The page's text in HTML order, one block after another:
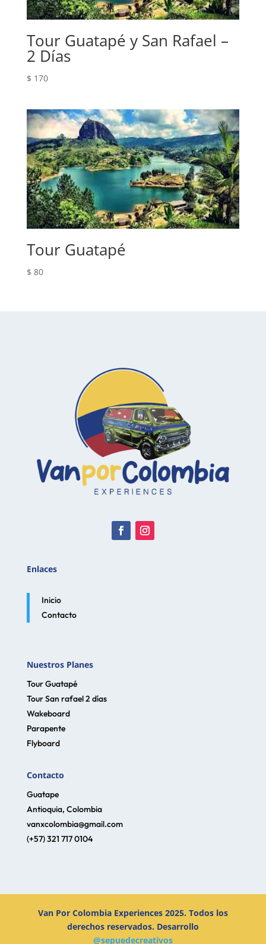
Tour Guatapé y San Rafael –
2 Días
$ 170
Tour Guatapé
$ 80
Enlaces
Inicio
Contacto
Nuestros Planes
Tour Guatapé
Tour San rafael 2 días
Wakeboard
Parapente
Flyboard
Contacto
Guatape
Antioquia, Colombia
vanxcolombia@gmail.com
(+57) 321 717 0104
Van Por Colombia Experiences 2025. Todos los
derechos reservados. Desarrollo
@sepuedecreativos